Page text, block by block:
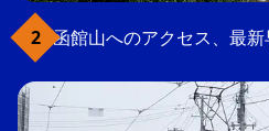
函館山へのアクセス、最